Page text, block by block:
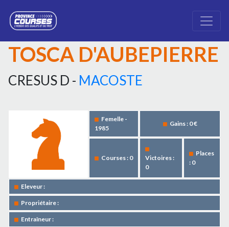
TOSCA D'AUBEPIERRE
CRESUS D - MACOSTE
Femelle -
1985
Gains : 0 €
Courses : 0
Victoires :
0
Places
: 0
Eleveur :
Propriétaire :
Entraîneur :